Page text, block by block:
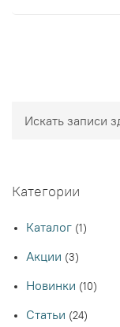
Категории
Каталог (1)
Акции (3)
Новинки (10)
Статьи (24)